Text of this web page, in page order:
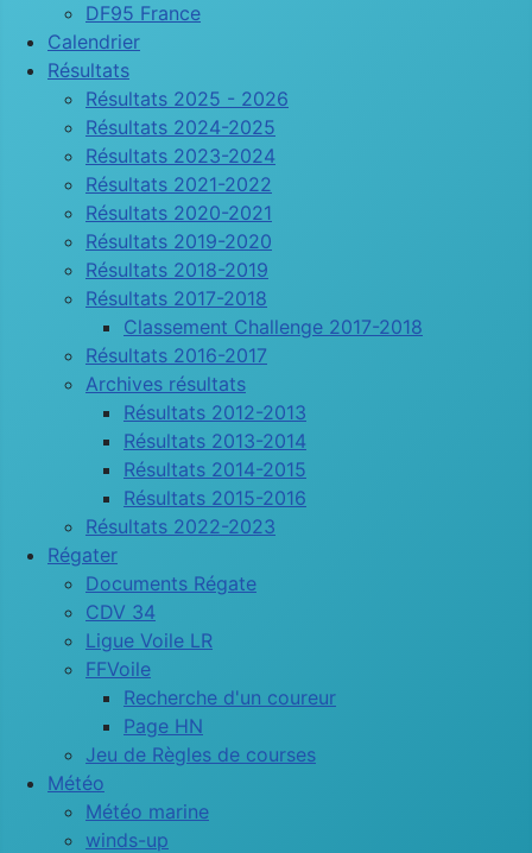
DF95 France
Calendrier
Résultats
Résultats 2025 - 2026
Résultats 2024-2025
Résultats 2023-2024
Résultats 2021-2022
Résultats 2020-2021
Résultats 2019-2020
Résultats 2018-2019
Résultats 2017-2018
Classement Challenge 2017-2018
Résultats 2016-2017
Archives résultats
Résultats 2012-2013
Résultats 2013-2014
Résultats 2014-2015
Résultats 2015-2016
Résultats 2022-2023
Régater
Documents Régate
CDV 34
Ligue Voile LR
FFVoile
Recherche d'un coureur
Page HN
Jeu de Règles de courses
Météo
Météo marine
winds-up